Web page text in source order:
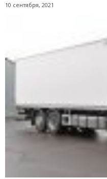
10 сентября, 2021